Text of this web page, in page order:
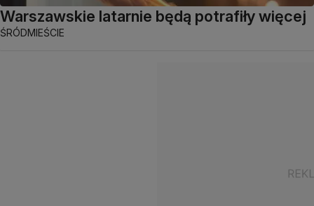
Warszawskie latarnie będą potrafiły więcej
ŚRÓDMIEŚCIE